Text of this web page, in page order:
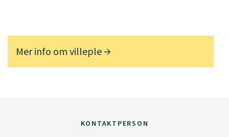
Mer info om villeple
KONTAKTPERSON